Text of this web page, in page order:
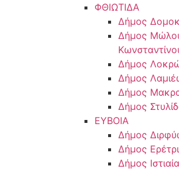
ΦΘΙΩΤΙΔΑ
Δήμος
Δήμος
Δήμος
Δήμος
Δήμος
Δήμος
ΕΥΒΟΙΑ
Δήμος
Δήμος
Δήμος